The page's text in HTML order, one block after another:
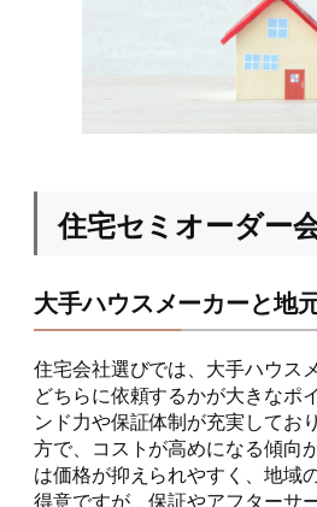
住宅セミオーダー
大手ハウスメーカーと地
住宅会社選びでは、大手ハウス
どちらに依頼するかが大きなポ
ンド力や保証体制が充実してお
方で、コストが高めになる傾向
は価格が抑えられやすく、地域
得意ですが、保証やアフターサ